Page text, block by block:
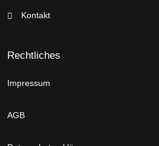
Kontakt
Rechtliches
Impressum
AGB